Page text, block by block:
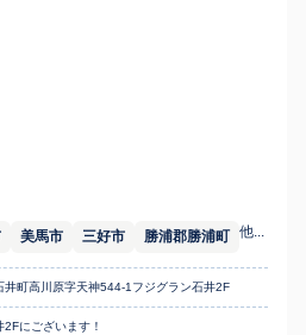
美馬市 三好市 勝浦郡勝浦町 他...
井町高川原字天神544-1フジグラン石井2F
にございます！